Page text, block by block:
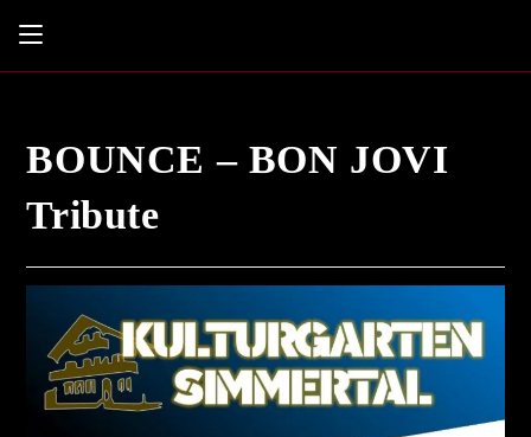
BOUNCE – BON JOVI
Tribute